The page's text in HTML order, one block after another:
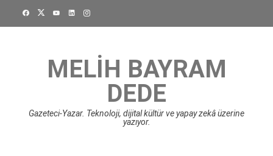
MELIH BAYRAM
DEDE
Gazeteci-Yazar. Teknoloji, dijital kültür ve yapay zekâ üzerine
yazıyor.